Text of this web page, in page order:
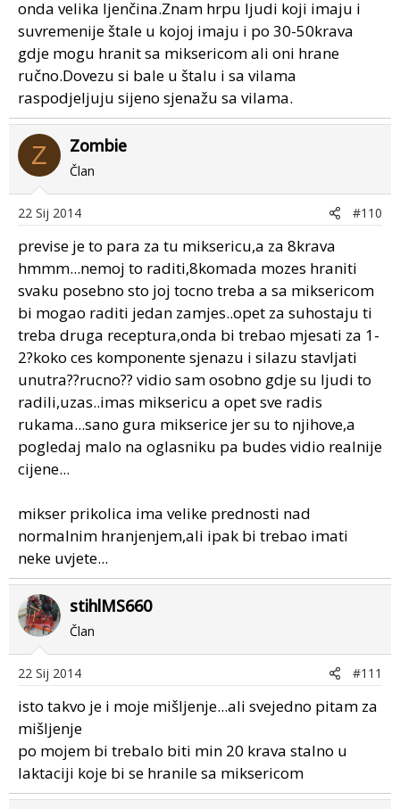
onda velika ljenčina.Znam hrpu ljudi koji imaju i
suvremenije štale u kojoj imaju i po 30-50krava
gdje mogu hranit sa miksericom ali oni hrane
ručno.Dovezu si bale u štalu i sa vilama
raspodjeljuju sijeno sjenažu sa vilama.
Z Zombie
Član
22 Sij 2014 #110
previse je to para za tu miksericu,a za 8krava
hmmm...nemoj to raditi,8komada mozes hraniti
svaku posebno sto joj tocno treba a sa miksericom
bi mogao raditi jedan zamjes..opet za suhostaju ti
treba druga receptura,onda bi trebao mjesati za 1-
2?koko ces komponente sjenazu i silazu stavljati
unutra??rucno?? vidio sam osobno gdje su ljudi to
radili,uzas..imas miksericu a opet sve radis
rukama...sano gura mikserice jer su to njihove,a
pogledaj malo na oglasniku pa budes vidio realnije
cijene...
mikser prikolica ima velike prednosti nad
normalnim hranjenjem,ali ipak bi trebao imati
neke uvjete...
stihlMS660
Član
22 Sij 2014 #111
isto takvo je i moje mišljenje...ali svejedno pitam za
mišljenje
po mojem bi trebalo biti min 20 krava stalno u
laktaciji koje bi se hranile sa miksericom